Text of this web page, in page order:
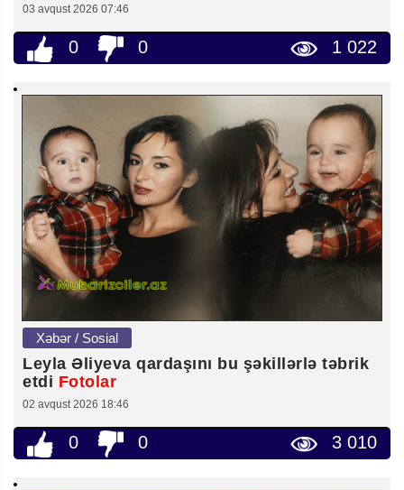
03 avqust 2026 07:46
0 0 1 022
Xəbər / Sosial
Leyla Əliyeva qardaşını bu şəkillərlə təbrik
etdi Fotolar
02 avqust 2026 18:46
0 0 3 010